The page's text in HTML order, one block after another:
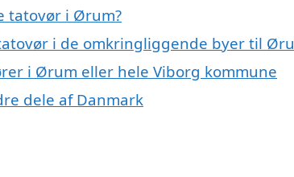
tatovør i Ørum?
i de omkringliggende byer til
i Ørum eller hele Viborg kommune
dele af Danmark